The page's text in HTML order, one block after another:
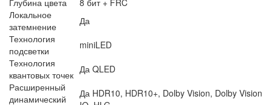
Локальное
затемнение
Да
Технология
подсветки
miniLED
Технология
квантовых точек Да QLED
Расширенный
динамический
Да HDR10, HDR10+, Dolby Vision, Dolby Vision